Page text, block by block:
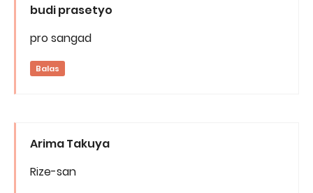
budi prasetyo
pro sangad
Balas
Arima Takuya
Rize-san